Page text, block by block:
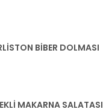
BİBER DOLMASI
MAKARNA SALATASI